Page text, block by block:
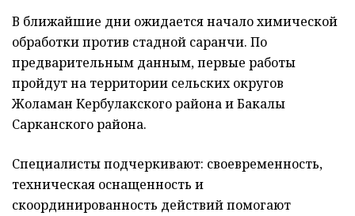
В ближайшие дни ожидается начало химической
обработки против стадной саранчи. По
предварительным данным, первые работы
пройдут на территории сельских округов
Жоламан Кербулакского района и Бакалы
Сарканского района.
Специалисты подчеркивают: своевременность,
техническая оснащенность и
скоординированность действий помогают